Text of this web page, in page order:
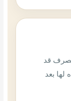
قد
بعد